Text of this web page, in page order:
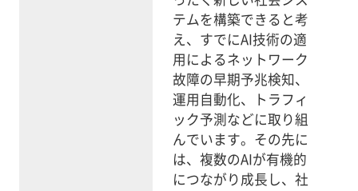
テムを構築できると考
え、すでにAI技術の適
用によるネットワーク
故障の早期予兆検知、
運用自動化、トラフィ
ック予測などに取り組
んでいます。その先に
は、複数のAIが有機的
につながり成長し、社